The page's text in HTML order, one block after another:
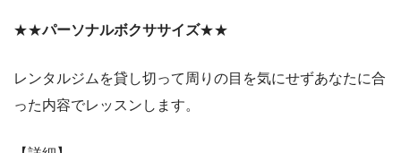
★★パーソナルボクササイズ★★
レンタルジムを貸し切って周りの目を気にせずあなたに合
った内容でレッスンします。